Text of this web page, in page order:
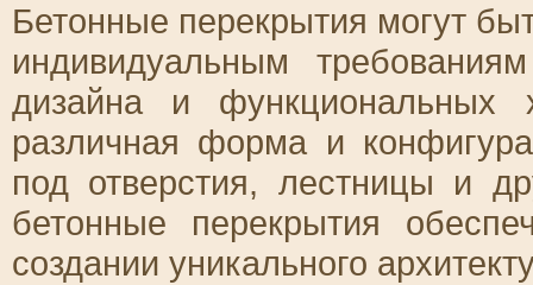
Бетонные перекрытия могут
индивидуальным
дизайна и функциональных
различная форма и
под отверстия, лестницы и
бетонные перекрытия
создании уникального